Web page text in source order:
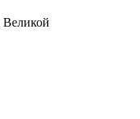
Великой